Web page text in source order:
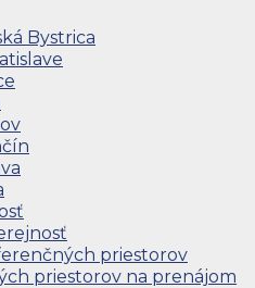
Bystrica
priestorov
priestorov na prenájom